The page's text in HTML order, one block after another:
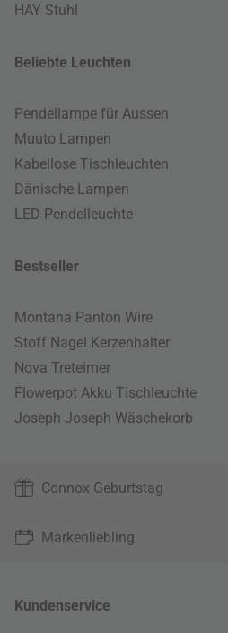
HAY Stuhl
Beliebte Leuchten
Pendellampe für Aussen
Muuto Lampen
Kabellose Tischleuchten
Dänische Lampen
LED Pendelleuchte
Bestseller
Montana Panton Wire
Stoff Nagel Kerzenhalter
Nova Treteimer
Flowerpot Akku Tischleuchte
Joseph Joseph Wäschekorb
Connox Geburtstag
Markenliebling
Kundenservice